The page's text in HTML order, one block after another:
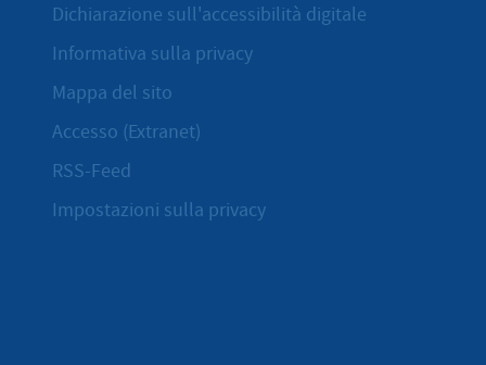
Dichiarazione sull'accessibilità digitale
Informativa sulla privacy
Mappa del sito
Accesso (Extranet)
RSS-Feed
Impostazioni sulla privacy